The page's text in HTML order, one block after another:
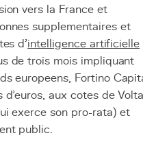
vers la France et
supplementaires et
d'intelligence artificielle
de trois mois impliquant
europeens, Fortino
d'euros, aux cotes de
exerce son pro-rata) et
public.